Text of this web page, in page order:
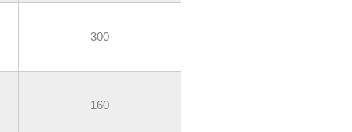
300
160